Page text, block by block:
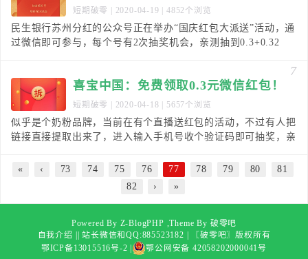
短期破零 | 2020-04-19 | 4852个浏览
民生银行苏州分红的公众号正在举办“国庆红包大派送”活动，通
过微信即可参与，每个号有2次抽奖机会，亲测抽到0.3+0.32
7
喜宝中国：免费领取0.3元微信红包！
短期破零 | 2020-04-18 | 5657个浏览
似乎是个奶粉品牌，当前在有个直播送红包的活动，不过有人把
链接直接提取出来了，进入输入手机号收个验证码即可抽奖，亲
«
‹ 73 74 75 76 77 78 79 80
81
82
› »
Powered By Z-BlogPHP ,Theme By 破零吧
自我介绍
| 站长微信和QQ:885523182 | 〖破零吧〗版权所有
鄂ICP备13015516号-2
鄂公网安备 42058202000041号